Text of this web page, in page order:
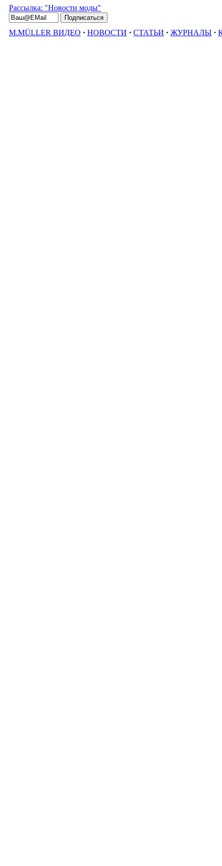
Рассылка: "Новости моды"
M.MÜLLER ВИДЕО · НОВОСТИ · СТАТЬИ · ЖУРНАЛЫ ·